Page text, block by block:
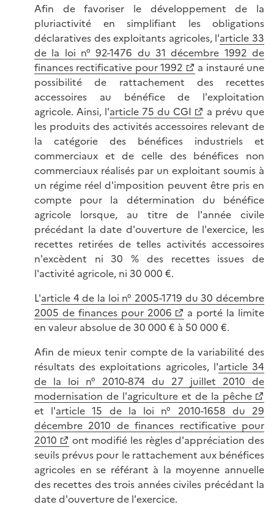
Afin de favoriser le développement de la
pluriactivité en simplifiant les obligations
déclaratives des exploitants agricoles, l'article 33
de la loi n° 92-1476 du 31 décembre 1992 de
finances rectificative pour 1992
a instauré une
possibilité de rattachement des recettes
accessoires au bénéfice de l'exploitation
agricole. Ainsi, l'article 75 du CGI
a prévu que
les produits des activités accessoires relevant de
la catégorie des bénéfices industriels et
commerciaux et de celle des bénéfices non
commerciaux réalisés par un exploitant soumis à
un régime réel d'imposition peuvent être pris en
compte pour la détermination du bénéfice
agricole lorsque, au titre de l'année civile
précédant la date d'ouverture de l'exercice, les
recettes retirées de telles activités accessoires
n'excèdent ni 30 % des recettes issues de
l'activité agricole, ni 30 000 €.
L'article 4 de la loi n° 2005-1719 du 30 décembre
2005 de finances pour 2006
a porté la limite
en valeur absolue de 30 000 € à 50 000 €.
Afin de mieux tenir compte de la variabilité des
résultats des exploitations agricoles, l'article 34
de la loi n° 2010-874 du 27 juillet 2010 de
modernisation de l'agriculture et de la pêche
et l'article 15 de la loi n° 2010-1658 du 29
décembre 2010 de finances rectificative pour
2010
ont modifié les règles d'appréciation des
seuils prévus pour le rattachement aux bénéfices
agricoles en se référant à la moyenne annuelle
des recettes des trois années civiles précédant la
date d'ouverture de l'exercice.